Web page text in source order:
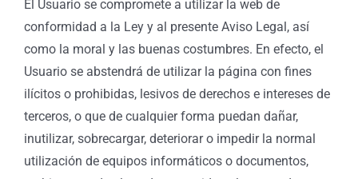
El Usuario se compromete a utilizar la web de
conformidad a la Ley y al presente Aviso Legal, así
como la moral y las buenas costumbres. En efecto, el
Usuario se abstendrá de utilizar la página con fines
ilícitos o prohibidas, lesivos de derechos e intereses de
terceros, o que de cualquier forma puedan dañar,
inutilizar, sobrecargar, deteriorar o impedir la normal
utilización de equipos informáticos o documentos,